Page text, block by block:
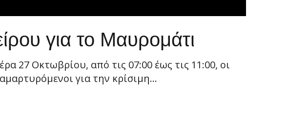
για το Μαυρομάτι
27 Οκτωβρίου, από τις 07:00 έως τις 11:00, οι
για την κρίσιμη...